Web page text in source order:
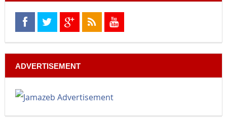
ADVERTISEMENT